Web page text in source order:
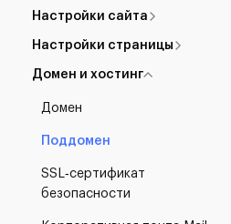
Настройки сайта
Настройки страницы
Домен и хостинг
Домен
Поддомен
SSL‑сертификат
безопасности